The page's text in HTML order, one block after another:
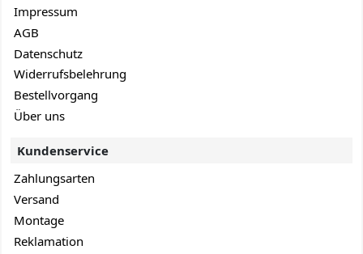
Impressum
AGB
Datenschutz
Widerrufsbelehrung
Bestellvorgang
Über uns
Kundenservice
Zahlungsarten
Versand
Montage
Reklamation